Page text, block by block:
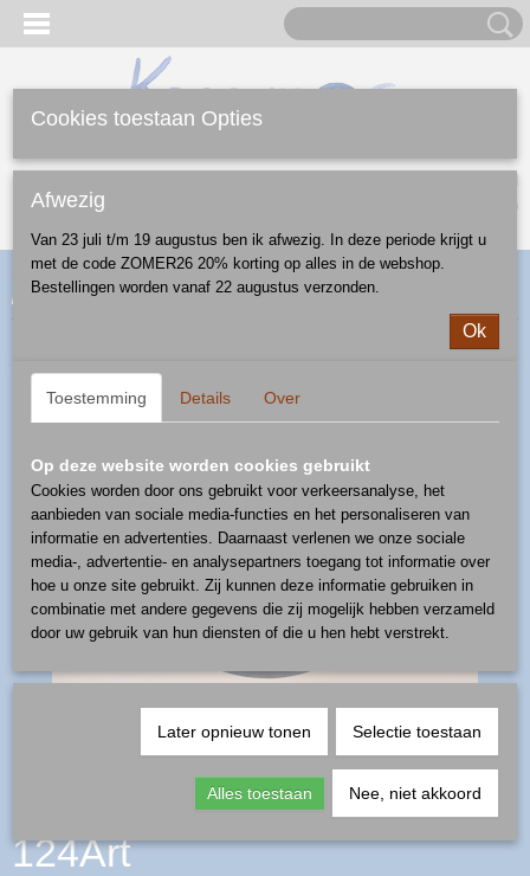
(0)
Home >Webshop>Borden>amuse bordje > amuse bordje -
patroon 124Art
amuse bordje - patroon
124Art
Cookies toestaan Opties
Afwezig
Van 23 juli t/m 19 augustus ben ik afwezig. In deze periode krijgt u
met de code ZOMER26 20% korting op alles in de webshop.
Bestellingen worden vanaf 22 augustus verzonden.
Ok
Toestemming Details Over
Op deze website worden cookies gebruikt
Cookies worden door ons gebruikt voor verkeersanalyse, het
aanbieden van sociale media-functies en het personaliseren van
informatie en advertenties. Daarnaast verlenen we onze sociale
media-, advertentie- en analysepartners toegang tot informatie over
hoe u onze site gebruikt. Zij kunnen deze informatie gebruiken in
combinatie met andere gegevens die zij mogelijk hebben verzameld
door uw gebruik van hun diensten of die u hen hebt verstrekt.
Later opnieuw tonen Selectie toestaan
Alles toestaan Nee, niet akkoord